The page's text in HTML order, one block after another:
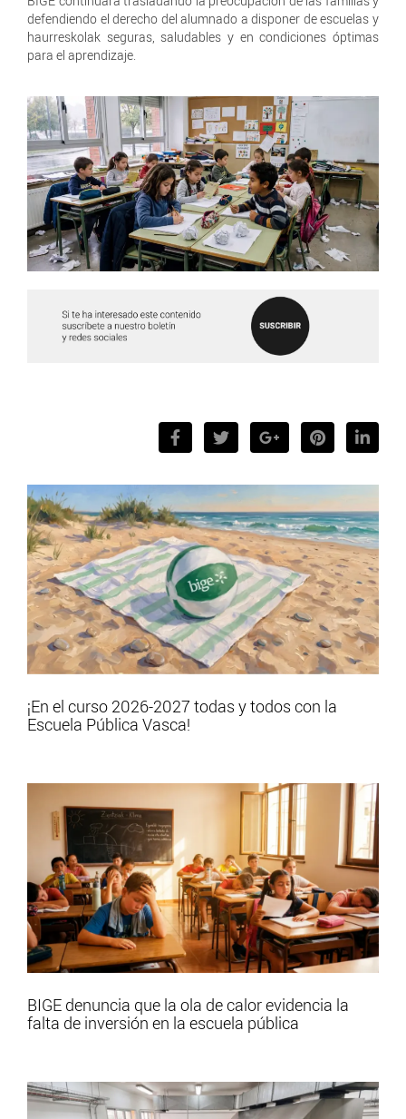
defendiendo el derecho del alumnado a disponer de escuelas y
haurreskolak seguras, saludables y en condiciones óptimas
para el aprendizaje.
¡En el curso 2026-2027 todas y todos con la
Escuela Pública Vasca!
BIGE denuncia que la ola de calor evidencia la
falta de inversión en la escuela pública